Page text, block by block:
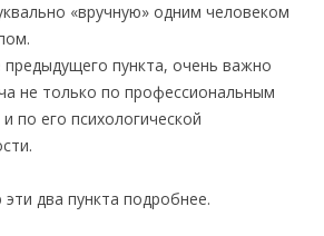
«вручную» одним человеком
предыдущего пункта, очень важно
не только по профессиональным
по его психологической
два пункта подробнее.